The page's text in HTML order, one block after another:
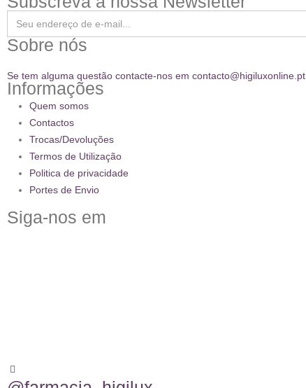
Sobre nós
Se tem alguma questão contacte-nos em contacto@higiluxonline.pt
Informações
Quem somos
Contactos
Trocas/Devoluções
Termos de Utilização
Politica de privacidade
Portes de Envio
Siga-nos em